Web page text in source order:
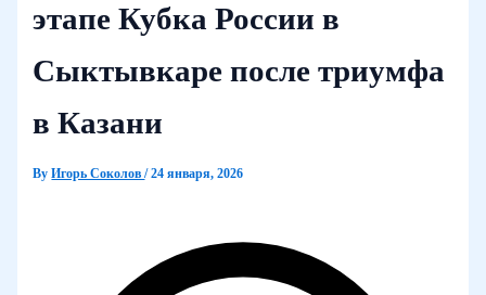
этапе Кубка России в
Сыктывкаре после триумфа
в Казани
ByИгорь Соколов/24 января, 2026